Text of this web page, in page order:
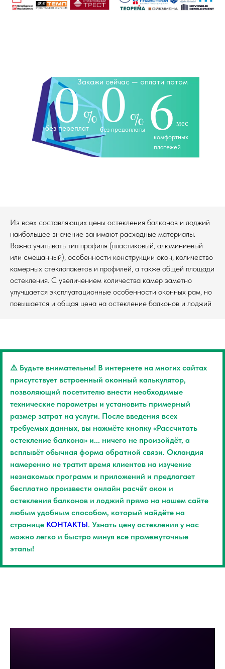
Закажи сейчас — оплати потом
0%0 % 6 мес
без переплат
без предоплаты
комфортных
платежей
Из всех составляющих цены остекления балконов и лоджий
наибольшее значение занимают расходные материалы.
Важно учитывать тип профиля (пластиковый, алюминиевый
или смешанный), особенности конструкции окон, количество
камерных стеклопакетов и профилей, а также общей площади
остекления. С увеличением количества камер заметно
улучшается эксплуатационные особенности оконных рам, но
повышается и общая цена на остекление балконов и лоджий
⚠️ Будьте внимательны! В интернете на многих сайтах
присутствует встроенный оконный калькулятор,
позволяющий посетителю внести необходимые
технические параметры и установить примерный
размер затрат на услуги. После введения всех
требуемых данных, вы нажмёте кнопку «Рассчитать
остекление балкона» и... ничего не произойдёт, а
всплывёт обычная форма обратной связи. Окландия
намеренно не тратит время клиентов на изучение
незнакомых программ и приложений и предлагает
бесплатно произвести онлайн расчёт окон и
остекления балконов и лоджий прямо на нашем сайте
любым удобным способом, который найдёте на
странице КОНТАКТЫ. Узнать цену остекления у нас
можно легко и быстро минуя все промежуточные
этапы!